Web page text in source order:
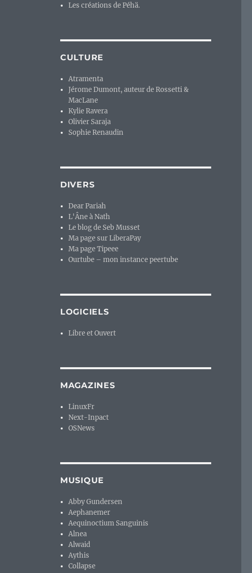
Les créations de Péhä.
CULTURE
Atramenta
Jérome Dumont, auteur de Rossetti &
MacLane
Kylie Ravera
Olivier Saraja
Sophie Renaudin
DIVERS
Dear Pariah
L'Âne à Nath
Le blog de Seb Musset
Ma page sur LiberaPay
Ma page Tipeee
Ourtube – mon instance peertube
LOGICIELS
Libre et Ouvert
MAGAZINES
LinuxFr
Next-Inpact
OSNews
MUSIQUE
Abby Gundersen
Aephanemer
Aequinoctium Sanguinis
Alnea
Alwaid
Aythis
Collapse